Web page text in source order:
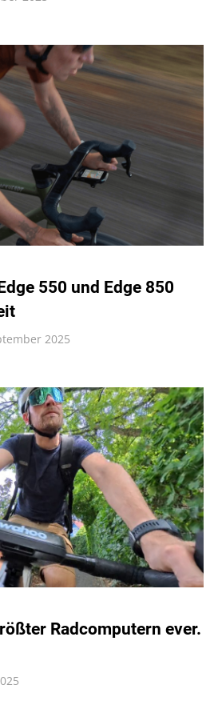
550 und Edge 850
2025
Radcomputern ever.